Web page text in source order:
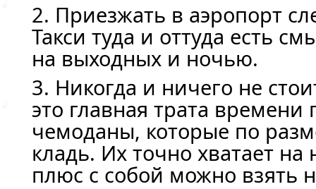
2. Приезжать в аэропорт
Такси туда и оттуда есть
на выходных и ночью.
3. Никогда и ничего не
это главная трата времени
чемоданы, которые по
кладь. Их точно хватает
плюс с собой можно взять